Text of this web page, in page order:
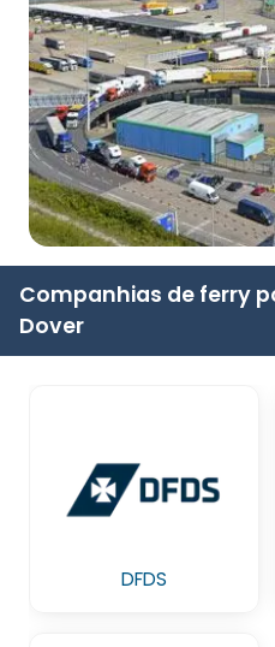
Companhias de ferry
Dover
DFDS